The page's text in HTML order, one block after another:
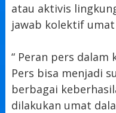
atau aktivis
jawab kolektif umat
“ Peran pers
Pers bisa menjadi
berbagai
dilakukan umat